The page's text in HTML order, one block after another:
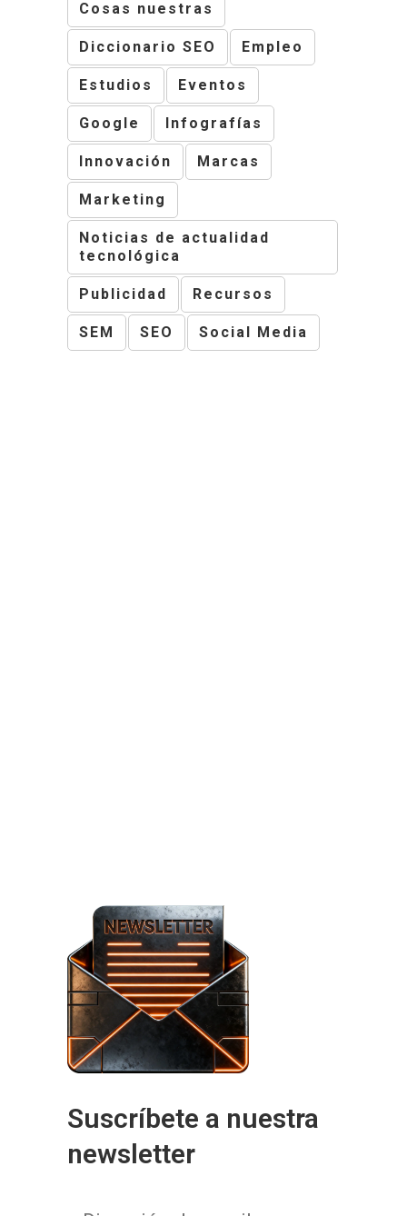
Cosas nuestras
Diccionario SEO Empleo
Estudios Eventos
Google Infografías
Innovación Marcas
Marketing
Noticias de actualidad
tecnológica
Publicidad Recursos
SEM SEO Social Media
Suscríbete a nuestra
newsletter